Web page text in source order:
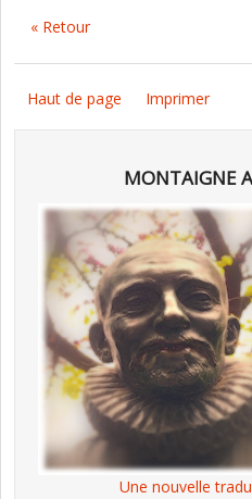
« Retour
Haut de page Imprimer
MONTAIGNE
Une nouvelle